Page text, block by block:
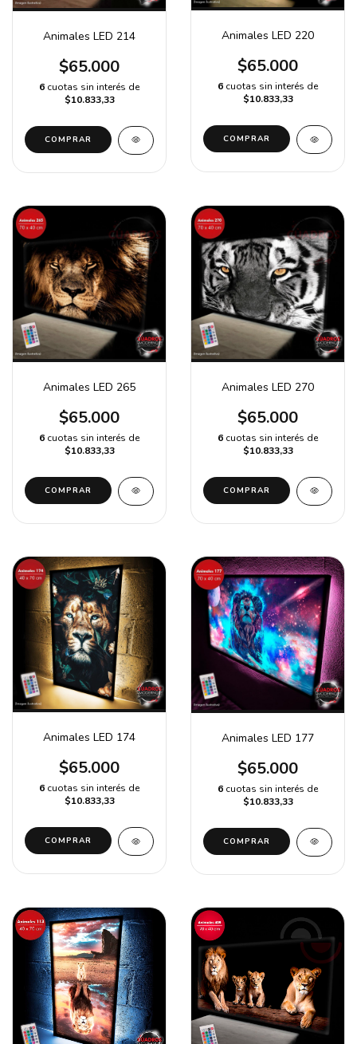
Animales LED 214
$65.000
6 cuotas sin interés de
$10.833,33
COMPRAR
Animales LED 220
$65.000
6 cuotas sin interés de
$10.833,33
COMPRAR
Animales LED 265
$65.000
6 cuotas sin interés de
$10.833,33
COMPRAR
Animales LED 270
$65.000
6 cuotas sin interés de
$10.833,33
COMPRAR
Animales LED 174
$65.000
6 cuotas sin interés de
$10.833,33
COMPRAR
Animales LED 177
$65.000
6 cuotas sin interés de
$10.833,33
COMPRAR